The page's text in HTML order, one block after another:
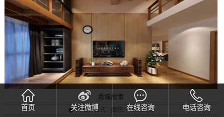
香城故事
风格：日式 面积：150-200㎡
首页 关注微博 在线咨询 电话咨询